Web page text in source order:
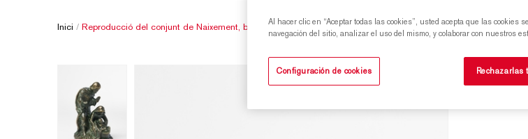
Inici / Reproducció del conjunt de Naixement, bronze - mitjana
Reproducció del conjunt de Naixement, bronze
-
Al hacer clic en “Aceptar todas las cookies”, usted acepta que las cookies
navegación del sitio, analizar el uso del mismo, y colaborar con nuestros
Configuración de cookies Rechazarlas